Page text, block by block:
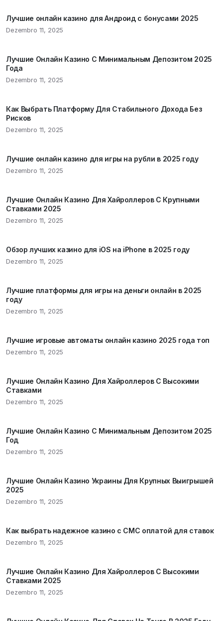
Лучшие онлайн казино для Андроид с бонусами 2025
Dezembro 11, 2025
Лучшие Онлайн Казино С Минимальным Депозитом 2025
Года
Dezembro 11, 2025
Как Выбрать Платформу Для Стабильного Дохода Без
Рисков
Dezembro 11, 2025
Лучшие онлайн казино для игры на рубли в 2025 году
Dezembro 11, 2025
Лучшие Онлайн Казино Для Хайроллеров С Крупными
Ставками 2025
Dezembro 11, 2025
Обзор лучших казино для iOS на iPhone в 2025 году
Dezembro 11, 2025
Лучшие платформы для игры на деньги онлайн в 2025
году
Dezembro 11, 2025
Лучшие игровые автоматы онлайн казино 2025 года топ
Dezembro 11, 2025
Лучшие Онлайн Казино Для Хайроллеров С Высокими
Ставками
Dezembro 11, 2025
Лучшие Онлайн Казино С Минимальным Депозитом 2025
Год
Dezembro 11, 2025
Лучшие Онлайн Казино Украины Для Крупных Выигрышей
2025
Dezembro 11, 2025
Как выбрать надежное казино с СМС оплатой для ставок
Dezembro 11, 2025
Лучшие Онлайн Казино Для Хайроллеров С Высокими
Ставками 2025
Dezembro 11, 2025